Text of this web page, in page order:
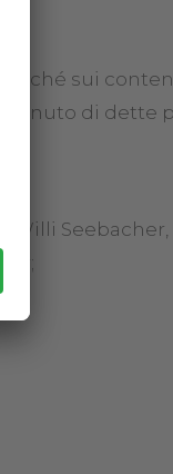
sui
di dette
Willi